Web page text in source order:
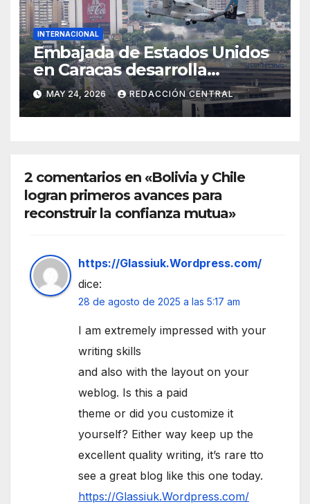
INTERNACIONAL
Embajada de Estados Unidos
en Caracas desarrolla
simulacro aéreo de
evacuación y contingencia
MAY 24, 2026 REDACCIÓN CENTRAL
2 comentarios en «Bolivia y Chile
logran primeros avances para
reconstruir la confianza mutua»
https://Glassiuk.Wordpress.com/
dice:
28 de agosto de 2025 a las 5:17 am
I am extremely impressed with your
writing skills
and also with the layout on your
weblog. Is this a paid
theme or did you customize it
yourself? Either way keep up the
excellent quality writing, it’s rare tto
see a great blog like this one today.
https://Glassiuk.Wordpress.com/